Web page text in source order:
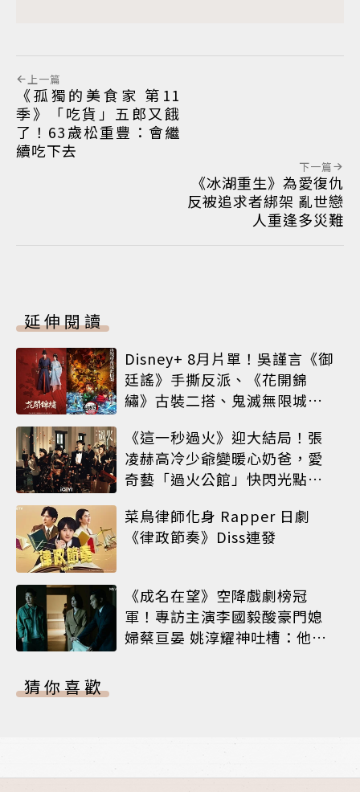
上一篇
《孤獨的美食家 第11
季》「吃貨」五郎又餓
了！63歲松重豐：會繼
續吃下去
下一篇
《冰湖重生》為愛復仇
反被追求者綁架 亂世戀
人重逢多災難
延伸閱讀
Disney+ 8月片單！吳謹言《御
廷謠》手撕反派、《花開錦
繡》古裝二搭、鬼滅無限城震
《這一秒過火》迎大結局！張
凌赫高冷少爺變暖心奶爸，愛
奇藝「過火公館」快閃光點台
菜鳥律師化身 Rapper 日劇
《律政節奏》Diss連發
《成名在望》空降戲劇榜冠
軍！專訪主演李國毅酸豪門媳
婦蔡亘晏 姚淳耀神吐槽：他永
猜你喜歡